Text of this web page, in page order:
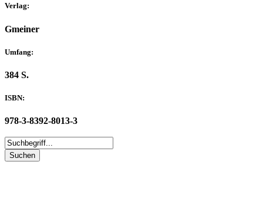
Verlag:
Gmeiner
Umfang:
384 S.
ISBN:
978-3-8392-8013-3